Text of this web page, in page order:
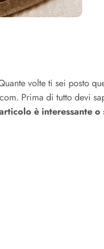
volte ti sei posto
Prima di tutto devi
è interessante o